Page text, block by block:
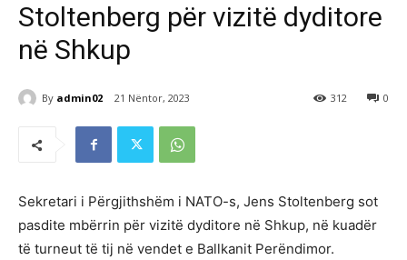
Stoltenberg për vizitë dyditore
në Shkup
By admin02 21 Nëntor, 2023 0
312
Sekretari i Përgjithshëm i NATO-s, Jens Stoltenberg sot
pasdite mbërrin për vizitë dyditore në Shkup, në kuadër
të turneut të tij në vendet e Ballkanit Perëndimor.